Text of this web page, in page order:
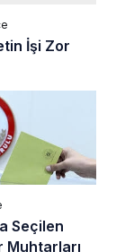
İşi Zor
Seçilen
Muhtarları